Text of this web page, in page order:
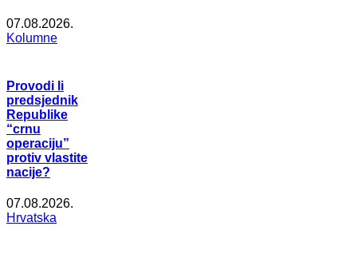
07.08.2026.
Kolumne
Provodi li
predsjednik
Republike
“crnu
operaciju”
protiv vlastite
nacije?
07.08.2026.
Hrvatska